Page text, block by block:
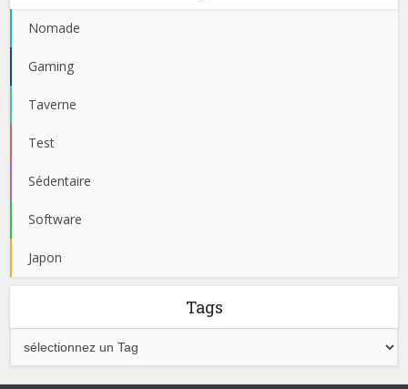
Nomade
Gaming
Taverne
Test
Sédentaire
Software
Japon
Tags